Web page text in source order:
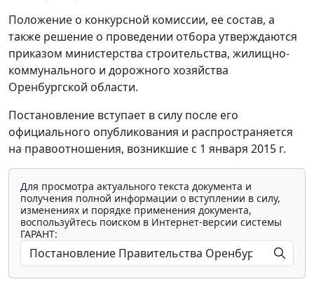
Положение о конкурсной комиссии, ее состав, а
также решение о проведении отбора утверждаются
приказом министерства строительства, жилищно-
коммунального и дорожного хозяйства
Оренбургской области.
Постановление вступает в силу после его
официального опубликования и распространяется
на правоотношения, возникшие с 1 января 2015 г.
Для просмотра актуального текста документа и
получения полной информации о вступлении в силу,
изменениях и порядке применения документа,
воспользуйтесь поиском в Интернет-версии системы
ГАРАНТ: